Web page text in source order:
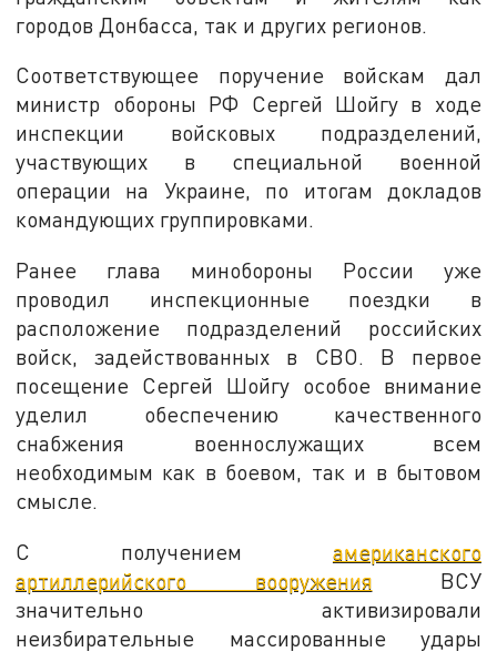
городов Донбасса, так и других регионов.
Соответствующее поручение войскам дал
министр обороны РФ Сергей Шойгу в ходе
инспекции войсковых подразделений,
участвующих в специальной военной
операции на Украине, по итогам докладов
командующих группировками.
Ранее глава минобороны России уже
проводил инспекционные поездки в
расположение подразделений российских
войск, задействованных в СВО. В первое
посещение Сергей Шойгу особое внимание
уделил обеспечению качественного
снабжения военнослужащих всем
необходимым как в боевом, так и в бытовом
смысле.
С получением американского
артиллерийского вооружения ВСУ
значительно активизировали
неизбирательные массированные удары